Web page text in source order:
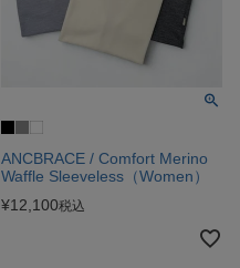
ANCBRACE / Comfort Merino
Waffle Sleeveless（Women）
¥12,100税込